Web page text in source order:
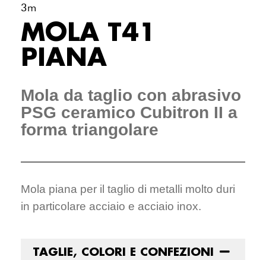
3m
MOLA T41
PIANA
Mola da taglio con abrasivo
PSG ceramico Cubitron II a
forma triangolare
Mola piana per il taglio di metalli molto duri
in particolare acciaio e acciaio inox.
TAGLIE, COLORI E CONFEZIONI